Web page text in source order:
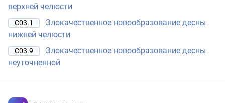
верхней челюсти
C03.1
Злокачественное новообразование десны
нижней челюсти
C03.9
Злокачественное новообразование десны
неуточненной